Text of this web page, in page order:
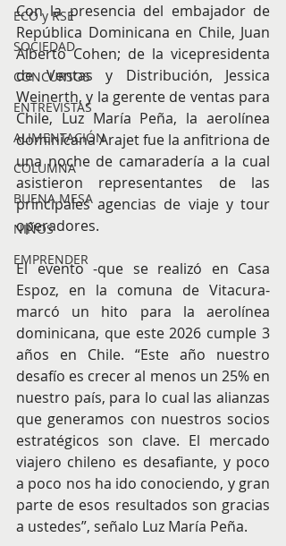
ECO y RSE
SOCIEDAD
CONCURSOS
ENTREVISTAS
ALIMENTACIÓN
COLUMNA
BUENA MESA
NIÑOS
EMPRENDER
Con la presencia del embajador de
República Dominicana en Chile, Juan
Alberto Cohen; de la vicepresidenta
de Ventas y Distribución, Jessica
Weinerth, y la gerente de ventas para
Chile, Luz María Peña, la aerolínea
dominicana Arajet fue la anfitriona de
una noche de camaradería a la cual
asistieron representantes de las
principales agencias de viaje y tour
operadores.
El evento -que se realizó en Casa
Espoz, en la comuna de Vitacura-
marcó un hito para la aerolínea
dominicana, que este 2026 cumple 3
años en Chile. “Este año nuestro
desafío es crecer al menos un 25% en
nuestro país, para lo cual las alianzas
que generamos con nuestros socios
estratégicos son clave. El mercado
viajero chileno es desafiante, y poco
a poco nos ha ido conociendo, y gran
parte de esos resultados son gracias
a ustedes”, señalo Luz María Peña.